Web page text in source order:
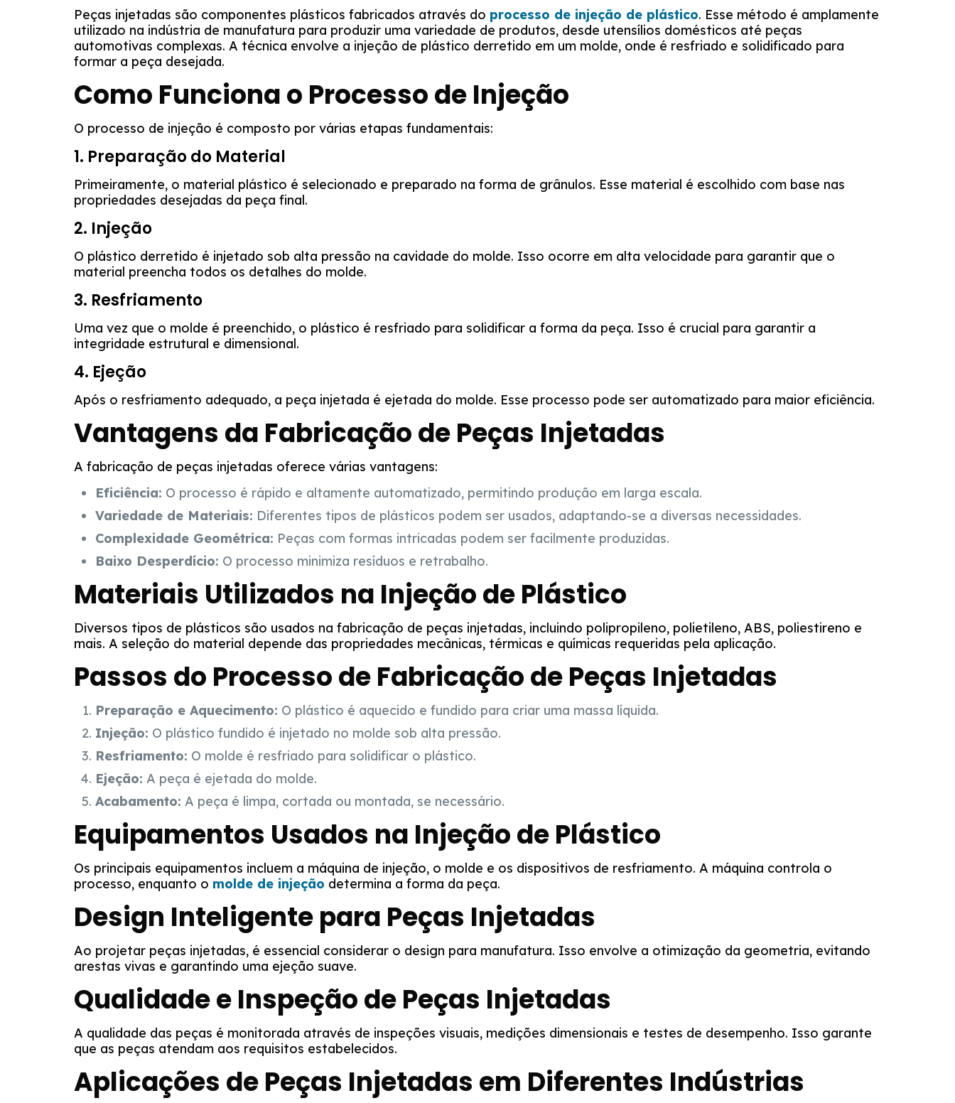
Peças injetadas são componentes plásticos fabricados através do processo de injeção de plástico. Esse método é amplamente
utilizado na indústria de manufatura para produzir uma variedade de produtos, desde utensílios domésticos até peças
automotivas complexas. A técnica envolve a injeção de plástico derretido em um molde, onde é resfriado e solidificado para
formar a peça desejada.
Como Funciona o Processo de Injeção
O processo de injeção é composto por várias etapas fundamentais:
1. Preparação do Material
Primeiramente, o material plástico é selecionado e preparado na forma de grânulos. Esse material é escolhido com base nas
propriedades desejadas da peça final.
2. Injeção
O plástico derretido é injetado sob alta pressão na cavidade do molde. Isso ocorre em alta velocidade para garantir que o
material preencha todos os detalhes do molde.
3. Resfriamento
Uma vez que o molde é preenchido, o plástico é resfriado para solidificar a forma da peça. Isso é crucial para garantir a
integridade estrutural e dimensional.
4. Ejeção
Após o resfriamento adequado, a peça injetada é ejetada do molde. Esse processo pode ser automatizado para maior eficiência.
Vantagens da Fabricação de Peças Injetadas
A fabricação de peças injetadas oferece várias vantagens:
Eficiência: O processo é rápido e altamente automatizado, permitindo produção em larga escala.
Variedade de Materiais: Diferentes tipos de plásticos podem ser usados, adaptando-se a diversas necessidades.
Complexidade Geométrica: Peças com formas intricadas podem ser facilmente produzidas.
Baixo Desperdício: O processo minimiza resíduos e retrabalho.
Materiais Utilizados na Injeção de Plástico
Diversos tipos de plásticos são usados na fabricação de peças injetadas, incluindo polipropileno, polietileno, ABS, poliestireno e
mais. A seleção do material depende das propriedades mecânicas, térmicas e químicas requeridas pela aplicação.
Passos do Processo de Fabricação de Peças Injetadas
Preparação e Aquecimento: O plástico é aquecido e fundido para criar uma massa líquida.
Injeção: O plástico fundido é injetado no molde sob alta pressão.
Resfriamento: O molde é resfriado para solidificar o plástico.
Ejeção: A peça é ejetada do molde.
Acabamento: A peça é limpa, cortada ou montada, se necessário.
Equipamentos Usados na Injeção de Plástico
Os principais equipamentos incluem a máquina de injeção, o molde e os dispositivos de resfriamento. A máquina controla o
processo, enquanto o molde de injeção determina a forma da peça.
Design Inteligente para Peças Injetadas
Ao projetar peças injetadas, é essencial considerar o design para manufatura. Isso envolve a otimização da geometria, evitando
arestas vivas e garantindo uma ejeção suave.
Qualidade e Inspeção de Peças Injetadas
A qualidade das peças é monitorada através de inspeções visuais, medições dimensionais e testes de desempenho. Isso garante
que as peças atendam aos requisitos estabelecidos.
Aplicações de Peças Injetadas em Diferentes Indústrias